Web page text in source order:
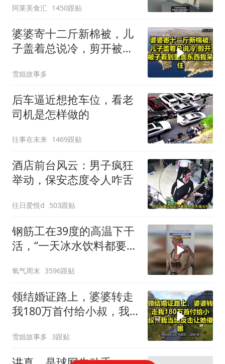
阿莱美食汇 1450跟贴
婆婆寄十二斤新棉被，儿
子盖着总说冷，剪开被子
雪姐故事多
后车逼近想抢车位，看老
司机是怎样做的
往事在未来 1469跟贴
酒店前台风云：男子疯狂
举动，保安态度令人咋舌
往日爱恨d 503跟贴
钢筋工在39度的高温下干
活，“一天冰水饮料都要喝
根本没力气干活
氧气周末 3596跟贴
领结婚证路上，婆婆转走
我180万首付给小叔，我
雪姐故事多 3跟贴